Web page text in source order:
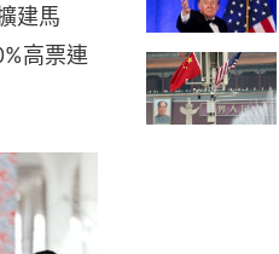
建馬
高票連